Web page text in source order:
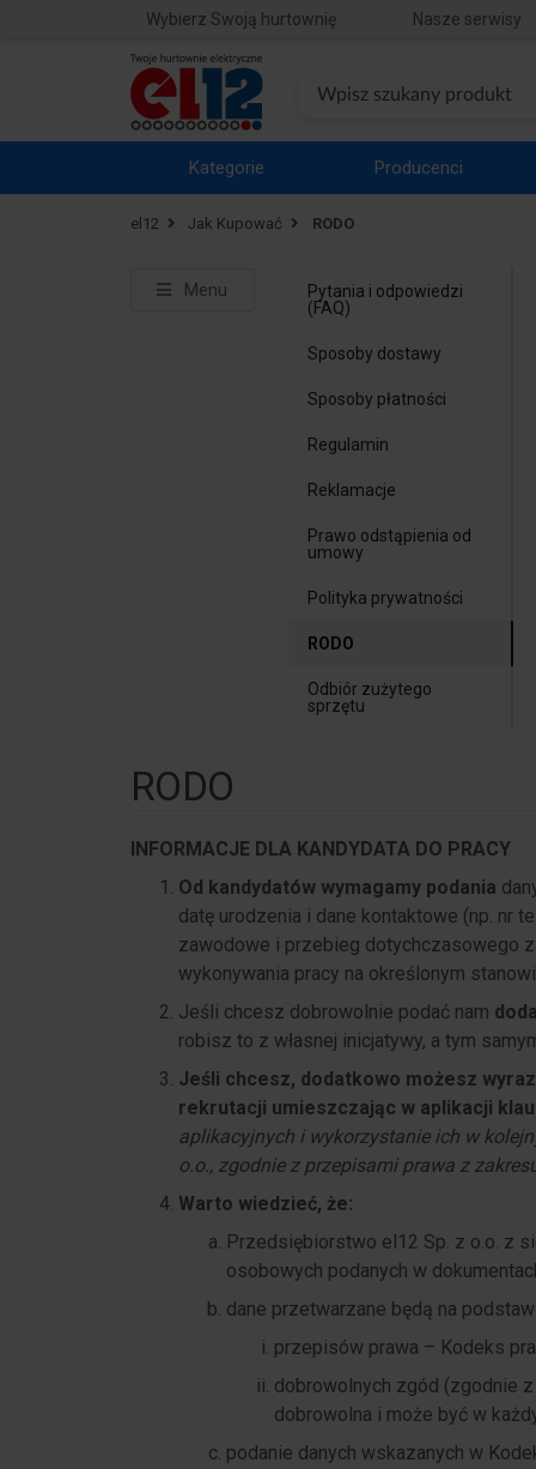
Wybierz Swoją hurtownię Nasze serwisy
Kategorie Producenci
el12 Jak Kupować RODO
Menu
Pytania i odpowiedzi
(FAQ)
Sposoby dostawy
Sposoby płatności
Regulamin
Reklamacje
Prawo odstąpienia od
umowy
Polityka prywatności
RODO
Odbiór zużytego
sprzętu
RODO
INFORMACJE DLA KANDYDATA DO PRACY
Od kandydatów wymagamy podania
datę urodzenia i dane kontaktowe (np. nr
zawodowe i przebieg dotychczasowego
wykonywania pracy na określonym
Jeśli chcesz dobrowolnie podać nam
robisz to z własnej inicjatywy, a tym
Jeśli chcesz, dodatkowo możesz
rekrutacji umieszczając w aplikacji
aplikacyjnych i wykorzystanie ich w
o.o., zgodnie z przepisami prawa z
Warto wiedzieć, że:
Przedsiębiorstwo el12 Sp. z o.o. z
osobowych podanych w
dane przetwarzane będą na
przepisów prawa – Kodeks
dobrowolnych zgód (zgodnie
dobrowolna i może być w
podanie danych wskazanych w